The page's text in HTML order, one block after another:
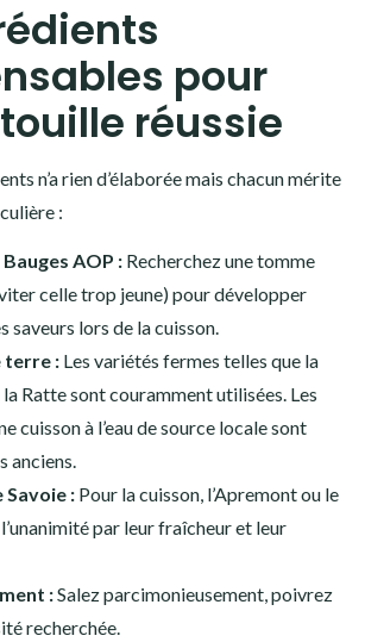
pour
réussie
n’a rien d’élaborée mais chacun mérite
:
AOP : Recherchez une tomme
celle trop jeune) pour développer
saveurs lors de la cuisson.
terre : Les variétés fermes telles que la
Ratte sont couramment utilisées. Les
cuisson à l’eau de source locale sont
anciens.
Savoie : Pour la cuisson, l’Apremont ou le
par leur fraîcheur et leur
:Salez parcimonieusement, poivrez
recherchée.